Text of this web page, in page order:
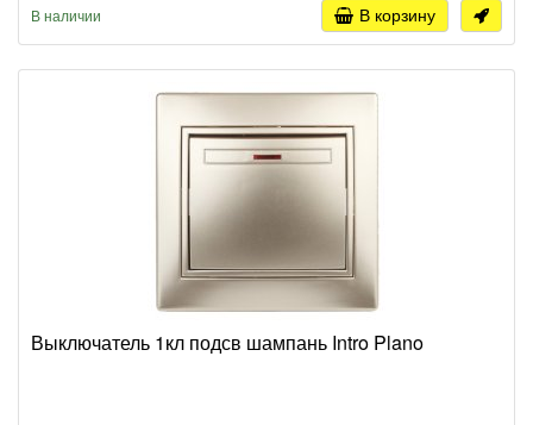
В наличии В корзину
Выключатель 1кл подсв шампань Intro Plano